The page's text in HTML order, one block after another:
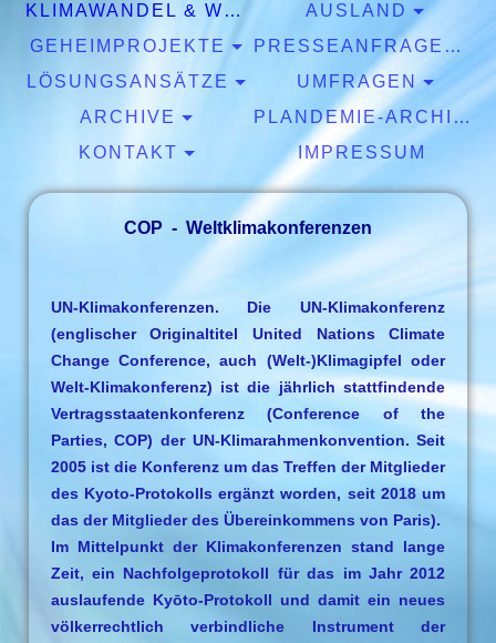
KLIMAWANDEL & WETTER
AUSLAND
GEHEIMPROJEKTE
PRESSEANFRAGEN & EXPERTISEN
LÖSUNGSANSÄTZE
UMFRAGEN
ARCHIVE
PLANDEMIE-ARCHIV
KONTAKT
IMPRESSUM
COP - Weltklimakonferenzen
UN-Klimakonferenzen. Die UN-Klimakonferenz
(englischer Originaltitel United Nations Climate
Change Conference, auch (Welt-)Klimagipfel oder
Welt-Klimakonferenz) ist die jährlich stattfindende
Vertragsstaatenkonferenz (Conference of the
Parties, COP) der UN-Klimarahmenkonvention. Seit
2005 ist die Konferenz um das Treffen der Mitglieder
des Kyoto-Protokolls ergänzt worden, seit 2018 um
das der Mitglieder des Übereinkommens von Paris).
Im Mittelpunkt der Klimakonferenzen stand lange
Zeit, ein Nachfolgeprotokoll für das im Jahr 2012
auslaufende Kyōto-Protokoll und damit ein neues
völkerrechtlich verbindliche Instrument der